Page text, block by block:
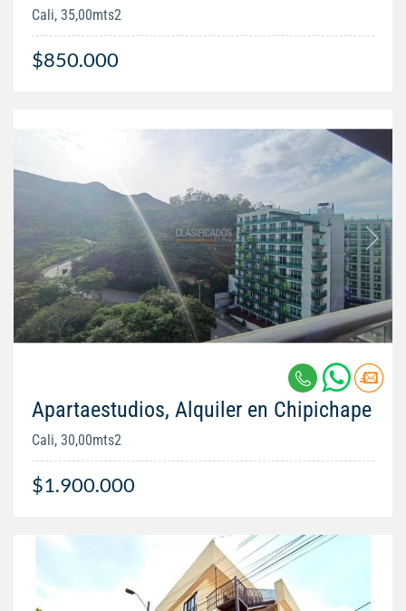
Cali, 35,00mts2
$850.000
Apartaestudios, Alquiler en Chipichape
Cali, 30,00mts2
$1.900.000